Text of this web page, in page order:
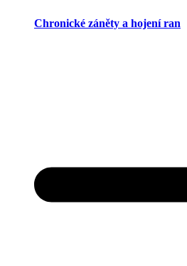
Chronické záněty a hojení ran